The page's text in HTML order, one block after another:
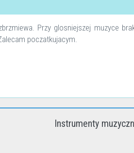
Przy glosniejszej muzyce
poczatkujacym.
Instrumenty